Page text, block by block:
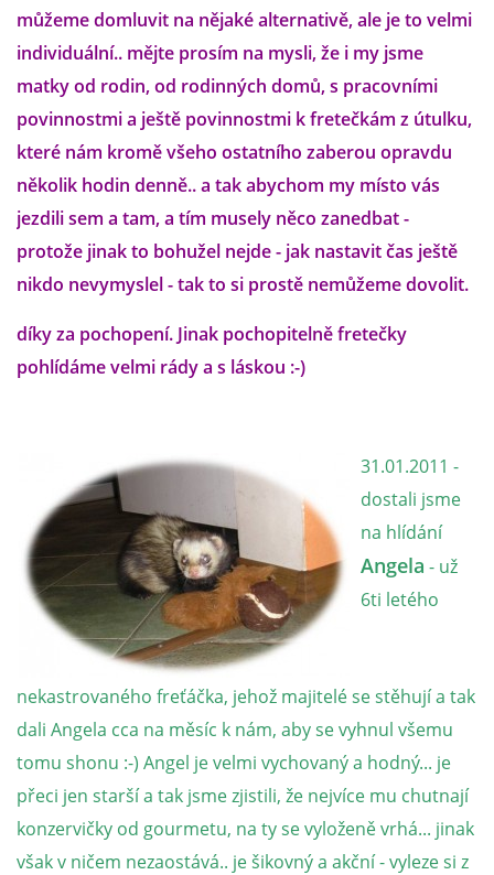
PODPORA
E - S H O P
O NÁS :-)
VÝROČNÍ ZPRÁVY
JAK NÁM POMOCI
NAPSALI O NÁS
NATÁČENÍ V TELEVIZI
AKCE
SLUŽBY
HISTORIE - 2010 - 2020
můžeme domluvit na nějaké alternativě, ale je to velmi
individuální.. mějte prosím na mysli, že i my jsme
matky od rodin, od rodinných domů, s pracovními
povinnostmi a ještě povinnostmi k fretečkám z útulku,
které nám kromě všeho ostatního zaberou opravdu
několik hodin denně.. a tak abychom my místo vás
jezdili sem a tam, a tím musely něco zanedbat -
protože jinak to bohužel nejde - jak nastavit čas ještě
nikdo nevymyslel - tak to si prostě nemůžeme dovolit.
díky za pochopení. Jinak pochopitelně fretečky
pohlídáme velmi rády a s láskou :-)
31.01.2011 -
dostali jsme
na hlídání
Angela - už
6ti letého
nekastrovaného freťáčka, jehož majitelé se stěhují a tak
dali Angela cca na měsíc k nám, aby se vyhnul všemu
tomu shonu :-) Angel je velmi vychovaný a hodný... je
přeci jen starší a tak jsme zjistili, že nejvíce mu chutnají
konzervičky od gourmetu, na ty se vyloženě vrhá... jinak
však v ničem nezaostává.. je šikovný a akční - vyleze si z